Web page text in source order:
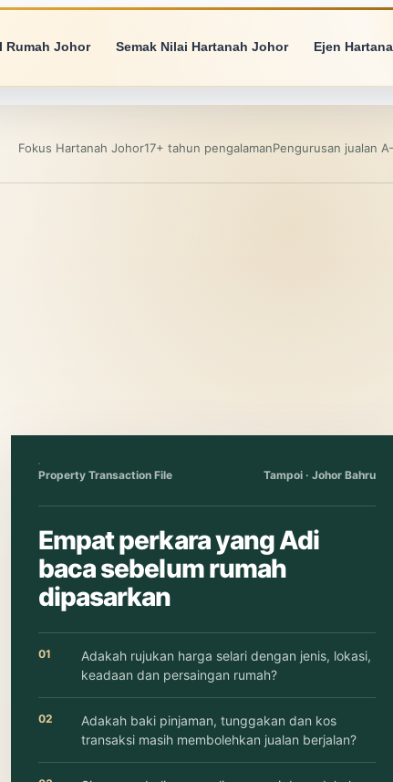
Rumah Johor Semak Nilai Hartanah Johor Ejen
Fokus Hartanah Johor17+ tahun pengalamanPengurusan jualan
Property Transaction File Tampoi · Johor Bahru
Empat perkara yang Adi
baca sebelum rumah
dipasarkan
01
Adakah rujukan harga selari dengan jenis, lokasi,
keadaan dan persaingan rumah?
02
Adakah baki pinjaman, tunggakan dan kos
transaksi masih membolehkan jualan berjalan?